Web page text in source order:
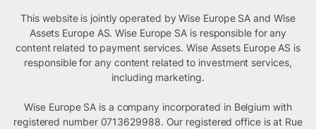
This website is jointly operated by Wise Europe SA and Wise
Assets Europe AS. Wise Europe SA is responsible for any
content related to payment services. Wise Assets Europe AS is
responsible for any content related to investment services,
including marketing.
Wise Europe SA is a company incorporated in Belgium with
registered number 0713629988. Our registered office is at Rue